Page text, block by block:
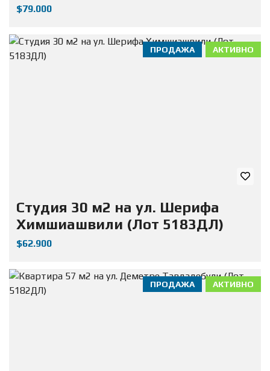
$79.000
АКТИВНО
ПРОДАЖА
Студия 30 м2 на ул. Шерифа
Химшиашвили (Лот 5183ДЛ)
$62.900
АКТИВНО
ПРОДАЖА